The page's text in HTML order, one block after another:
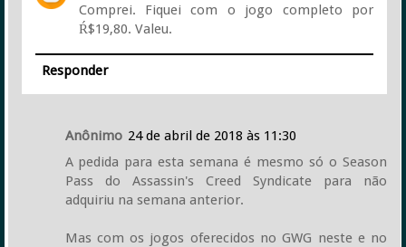
Comprei. Fiquei com o jogo completo por
Ŕ$19,80. Valeu.
Responder
Anônimo 24 de abril de 2018 às 11:30
A pedida para esta semana é mesmo só o Season
Pass do Assassin's Creed Syndicate para não
adquiriu na semana anterior.
Mas com os jogos oferecidos no GWG neste e no